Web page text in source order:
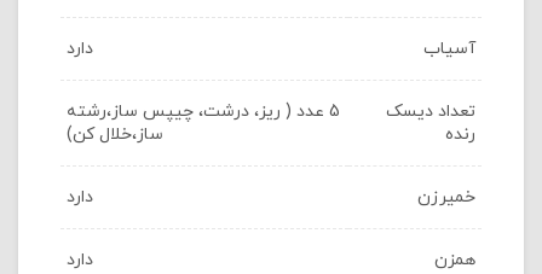
آسیاب دارد
تعداد دیسک
رنده
5 عدد ( ریز، درشت، چیپس ساز،رشته
ساز،خلال کن)
خمیرزن دارد
همزن دارد